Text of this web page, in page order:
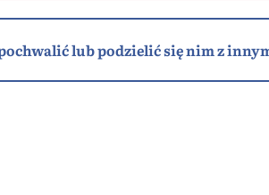
lub podzielić się nim z